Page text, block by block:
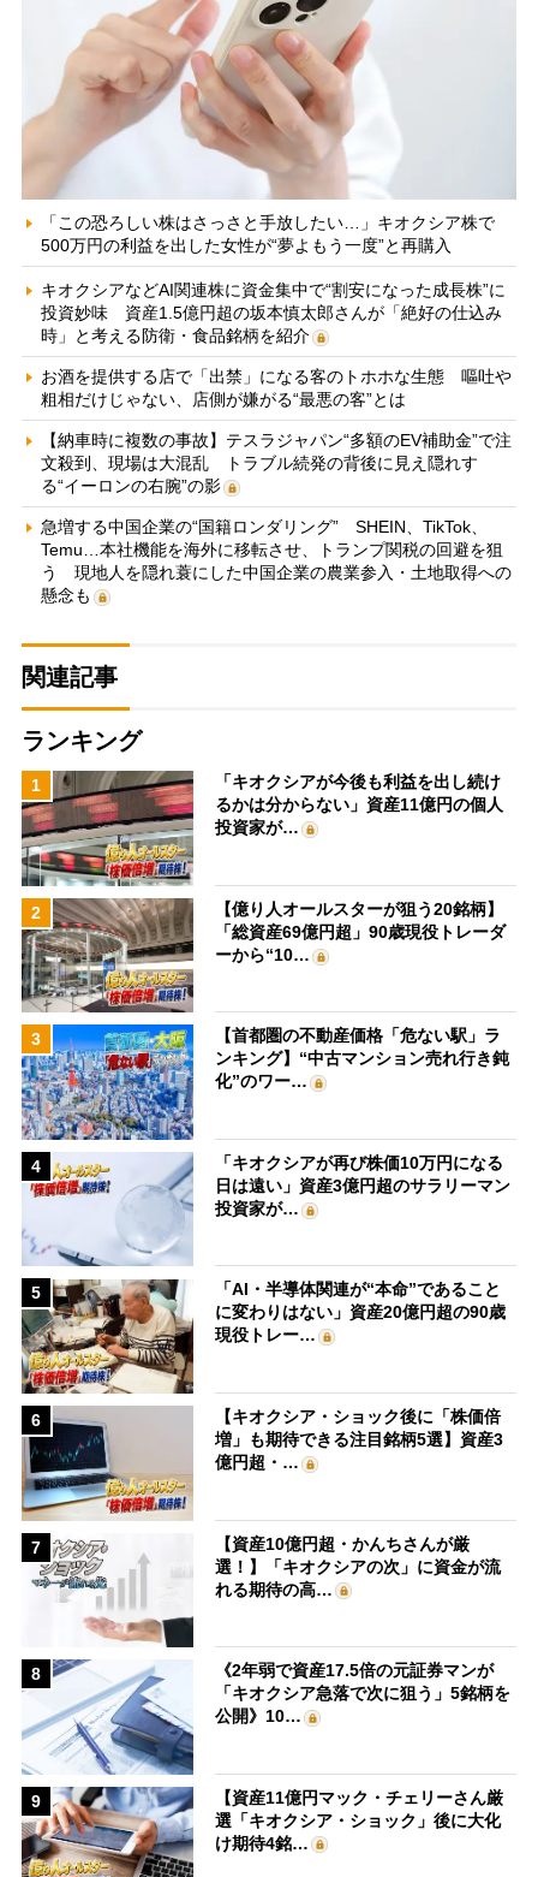
「この恐ろしい株はさっさと手放したい…」キオクシア株で
500万円の利益を出した女性が“夢よもう一度”と再購入
キオクシアなどAI関連株に資金集中で“割安になった成長株”に
投資妙味 資産1.5億円超の坂本慎太郎さんが「絶好の仕込み
時」と考える防衛・食品銘柄を紹介
お酒を提供する店で「出禁」になる客のトホホな生態 嘔吐や
粗相だけじゃない、店側が嫌がる“最悪の客”とは
【納車時に複数の事故】テスラジャパン“多額のEV補助金”で注
文殺到、現場は大混乱 トラブル続発の背後に見え隠れす
る“イーロンの右腕”の影
急増する中国企業の“国籍ロンダリング” SHEIN、TikTok、
Temu…本社機能を海外に移転させ、トランプ関税の回避を狙
う 現地人を隠れ蓑にした中国企業の農業参入・土地取得への
懸念も
関連記事
ランキング
1
「キオクシアが今後も利益を出し続け
るかは分からない」資産11億円の個人
投資家が…
2
【億り人オールスターが狙う20銘柄】
「総資産69億円超」90歳現役トレーダ
ーから“10…
3
【首都圏の不動産価格「危ない駅」ラ
ンキング】“中古マンション売れ行き鈍
化”のワー…
4
「キオクシアが再び株価10万円になる
日は遠い」資産3億円超のサラリーマン
投資家が…
5
「AI・半導体関連が“本命”であること
に変わりはない」資産20億円超の90歳
現役トレー…
6
【キオクシア・ショック後に「株価倍
増」も期待できる注目銘柄5選】資産3
億円超・…
7
【資産10億円超・かんちさんが厳
選！】「キオクシアの次」に資金が流
れる期待の高…
8
《2年弱で資産17.5倍の元証券マンが
「キオクシア急落で次に狙う」5銘柄を
公開》10…
9
【資産11億円マック・チェリーさん厳
選「キオクシア・ショック」後に大化
け期待4銘…